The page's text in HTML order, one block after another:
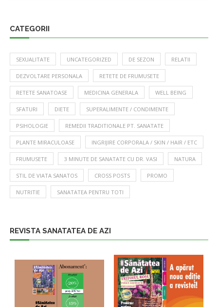
CATEGORII
SEXUALITATE UNCATEGORIZED DE SEZON RELATII
DEZVOLTARE PERSONALA RETETE DE FRUMUSETE
RETETE SANATOASE MEDICINA GENERALA WELL BEING
SFATURI DIETE SUPERALIMENTE / CONDIMENTE
PSIHOLOGIE REMEDII TRADITIONALE PT. SANATATE
PLANTE MIRACULOASE INGRIJIRE CORPORALA / SKIN / HAIR / ETC
FRUMUSETE 3 MINUTE DE SANATATE CU DR. VASI NATURA
STIL DE VIATA SANATOS CROSS POSTS PROMO
NUTRITIE SANATATEA PENTRU TOTI
REVISTA SANATATEA DE AZI